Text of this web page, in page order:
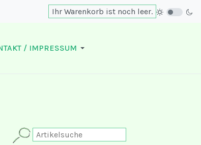
Ihr Warenkorb ist noch leer.
/ IMPRESSUM